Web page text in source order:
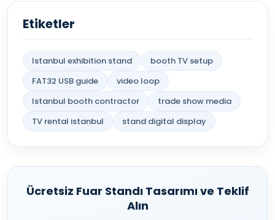
Etiketler
Istanbul exhibition stand
booth TV setup
FAT32 USB guide
video loop
Istanbul booth contractor
trade show media
TV rental istanbul
stand digital display
Ücretsiz Fuar Standı Tasarımı ve Teklif
Alın